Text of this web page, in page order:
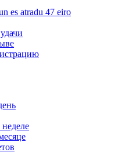
es atradu 47 eiro